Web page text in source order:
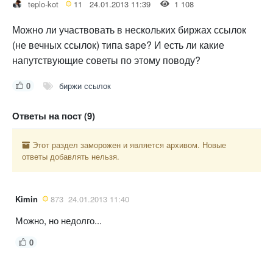
teplo-kot 11 24.01.2013 11:39 1 108
Можно ли участвовать в нескольких биржах ссылок
(не вечных ссылок) типа sape? И есть ли какие
напутствующие советы по этому поводу?
0 биржи ссылок
Ответы на пост (9)
Этот раздел заморожен и является архивом. Новые
ответы добавлять нельзя.
Kimin 873 24.01.2013 11:40
Можно, но недолго...
0